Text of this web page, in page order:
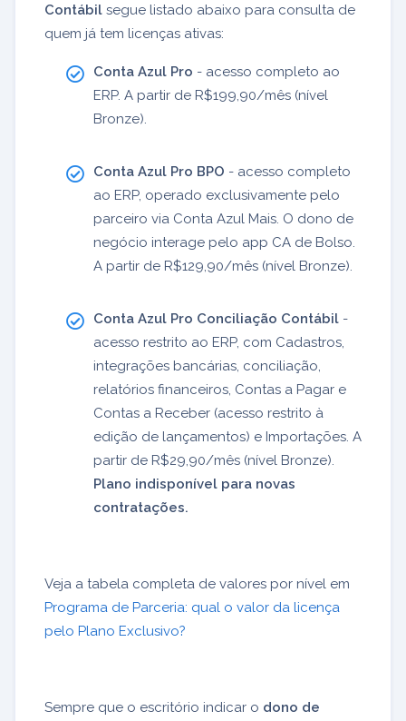
Contábil segue listado abaixo para consulta de
quem já tem licenças ativas:
Conta Azul Pro - acesso completo ao
ERP. A partir de R$199,90/mês (nível
Bronze).
Conta Azul Pro BPO - acesso completo
ao ERP, operado exclusivamente pelo
parceiro via Conta Azul Mais. O dono de
negócio interage pelo app CA de Bolso.
A partir de R$129,90/mês (nível Bronze).
Conta Azul Pro Conciliação Contábil -
acesso restrito ao ERP, com Cadastros,
integrações bancárias, conciliação,
relatórios financeiros, Contas a Pagar e
Contas a Receber (acesso restrito à
edição de lançamentos) e Importações. A
partir de R$29,90/mês (nível Bronze).
Plano indisponível para novas
contratações.
Veja a tabela completa de valores por nível em
Programa de Parceria: qual o valor da licença
pelo Plano Exclusivo?
Sempre que o escritório indicar o dono de